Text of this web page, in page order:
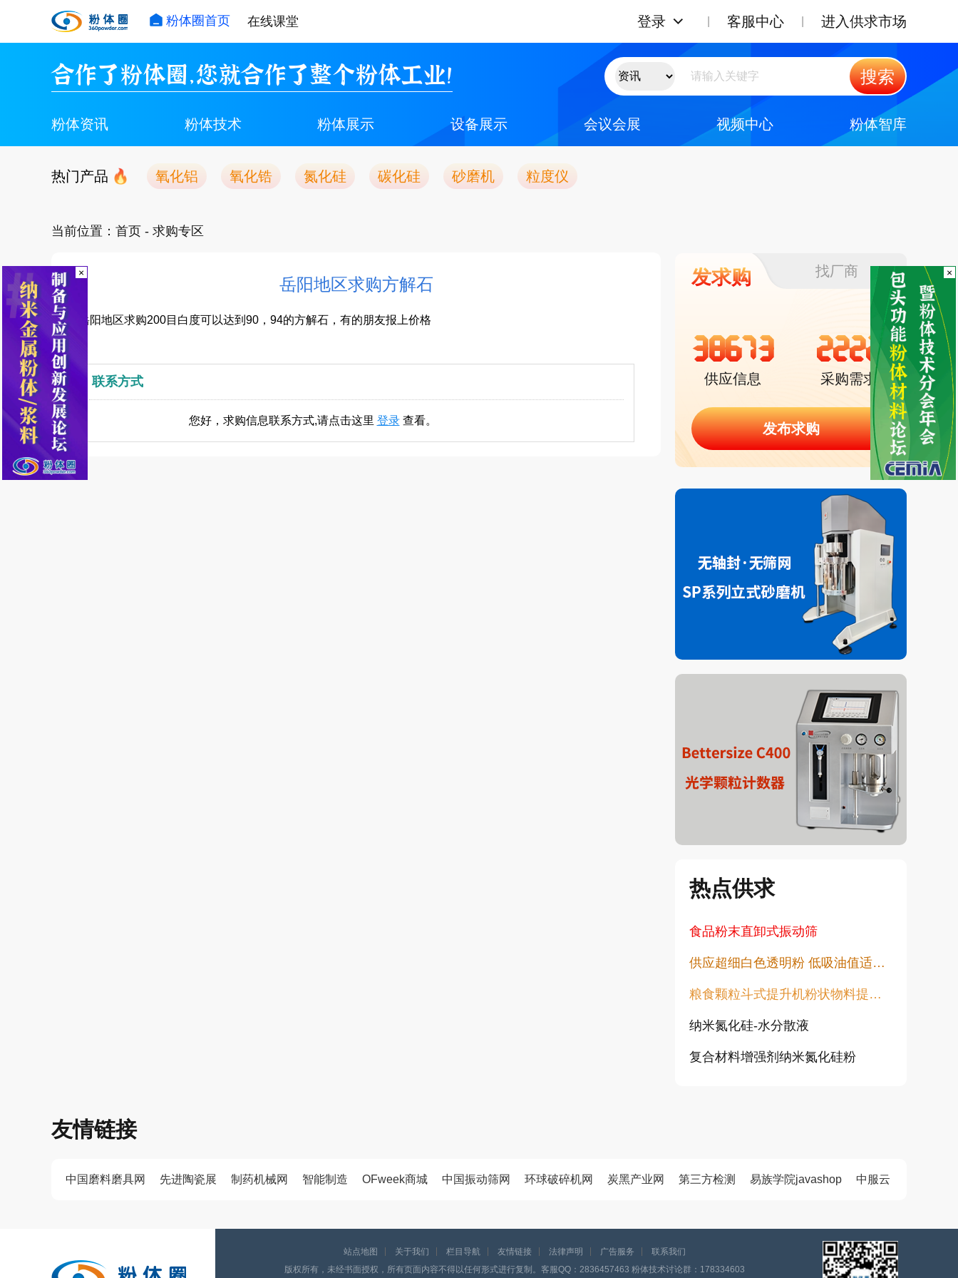
粉体圈首页 在线课堂 登录 客服中心 进入供求市场
合作了粉体圈，您就合作了整个粉体工业！ 搜索
粉体资讯 粉体技术 粉体展示 设备展示 会议会展 视频中心 粉体智库
热门产品 氧化铝 氧化锆 氮化硅 碳化硅 砂磨机 粒度仪
当前位置： 首页 - 求购专区
岳阳地区求购方解石
岳阳地区求购200目白度可以达到90，94的方解石，有的朋友报上价格
联系方式
您好，求购信息联系方式,请点击这里 登录查看。
发求购 找厂商
38673
供应信息
2222
采购需求
发布求购
热点供求
食品粉末直卸式振动筛
供应超细白色透明粉 低吸油值适用于塑料橡胶油漆透明粉末
粮食颗粒斗式提升机粉状物料提升机
纳米氮化硅-水分散液
复合材料增强剂纳米氮化硅粉
旋流除尘器 离心除尘机 大颗粒粉尘预处理除尘设备 CLK型扩散式除尘器 陶瓷多管旋风除尘
友情链接
中国磨料磨具网 先进陶瓷展 制药机械网 智能制造 OFweek商城 中国振动筛网 环球破碎机网 炭黑产业网 第三方检测 易族学院javashop 中服云
站点地图 关于我们 栏目导航 友情链接 法律声明 广告服务
联系我们
版权所有，未经书面授权，所有页面内容不得以任何形式进行复制。客服QQ：2836457463 粉体技术讨论群：178334603
× ×